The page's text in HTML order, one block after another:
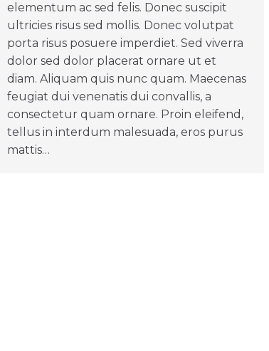
elementum ac sed felis. Donec suscipit
ultricies risus sed mollis. Donec volutpat
porta risus posuere imperdiet. Sed viverra
dolor sed dolor placerat ornare ut et
diam. Aliquam quis nunc quam. Maecenas
feugiat dui venenatis dui convallis, a
consectetur quam ornare. Proin eleifend,
tellus in interdum malesuada, eros purus
mattis…